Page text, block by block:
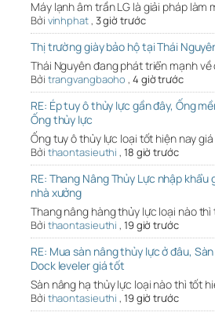
Máy lạnh âm trần LG là giải pháp làm
Bởi vinhphat, 3 giờ trước
Thị trường giày bảo hộ tại Thái
Thái Nguyên đang phát triển mạnh
Bởi trangvangbaoho , 4 giờ trước
RE: Ép tuy ô thủy lực gần đây, Ống
Ống thủy lực
Ống tuy ô thủy lực loại tốt hiện nay
Bởi thaontasieuthi , 18 giờ trước
RE: Thang Nâng Thủy Lực nhập khẩu
nhà xưởng
Thang nâng hàng thủy lực loại nào
Bởi thaontasieuthi , 19 giờ trước
RE: Mua sàn nâng thủy lực ở đâu,
Dock leveler giá tốt
Sàn nâng hạ thủy lực loại nào thì tốt
Bởi thaontasieuthi , 19 giờ trước